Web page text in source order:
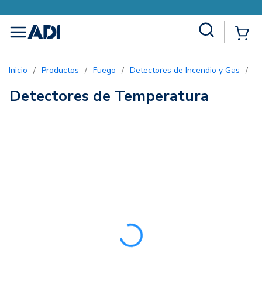
menu
Inicio / Productos / Fuego / Detectores de Incendio y Gas /
Detectores de Temperatura